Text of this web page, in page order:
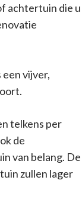
achtertuin die u
vijver,
telkens per
de
van belang. De
zullen lager